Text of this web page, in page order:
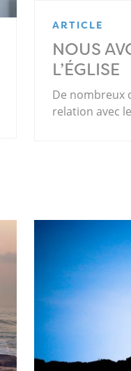
ARTICLE
NOUS
L’ÉGLISE
De nombreux
relation avec